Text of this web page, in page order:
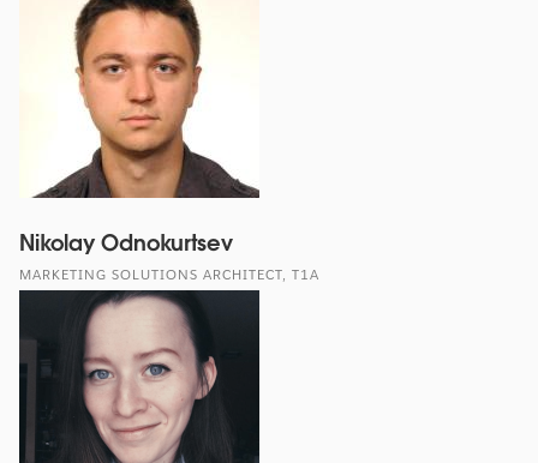
Nikolay Odnokurtsev
MARKETING SOLUTIONS ARCHITECT, T1A